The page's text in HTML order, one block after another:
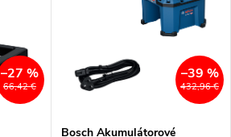
66,42 €
–27 %
432,96 €
–39 %
Bosch Akumulátorové